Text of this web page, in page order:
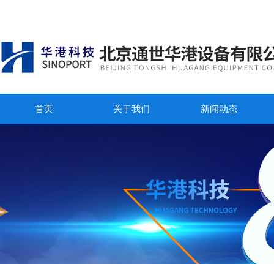
首页 关于我们 新闻动态